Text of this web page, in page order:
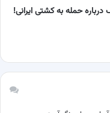
حمله به کشتی ایرانی!